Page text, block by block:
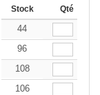
144-287 288 +
Stock Qté
17.66€
44
17.66€
96
17.66€
108
17.66€
106